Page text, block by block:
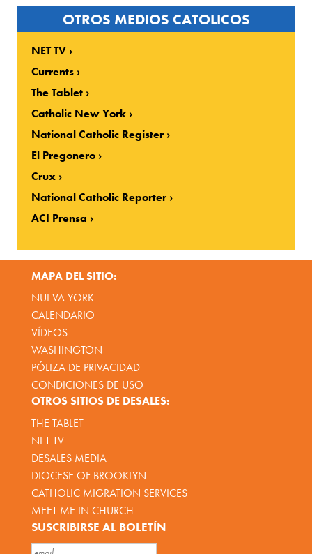
OTROS MEDIOS CATOLICOS
NET TV
Currents
The Tablet
Catholic New York
National Catholic Register
El Pregonero
Crux
National Catholic Reporter
ACI Prensa
MAPA DEL SITIO:
NUEVA YORK
CALENDARIO
VÍDEOS
WASHINGTON
PÓLIZA DE PRIVACIDAD
CONDICIONES DE USO
OTROS SITIOS DE DESALES:
THE TABLET
NET TV
DESALES MEDIA
DIOCESE OF BROOKLYN
CATHOLIC MIGRATION SERVICES
MEET ME IN CHURCH
SUSCRIBIRSE AL BOLETÍN